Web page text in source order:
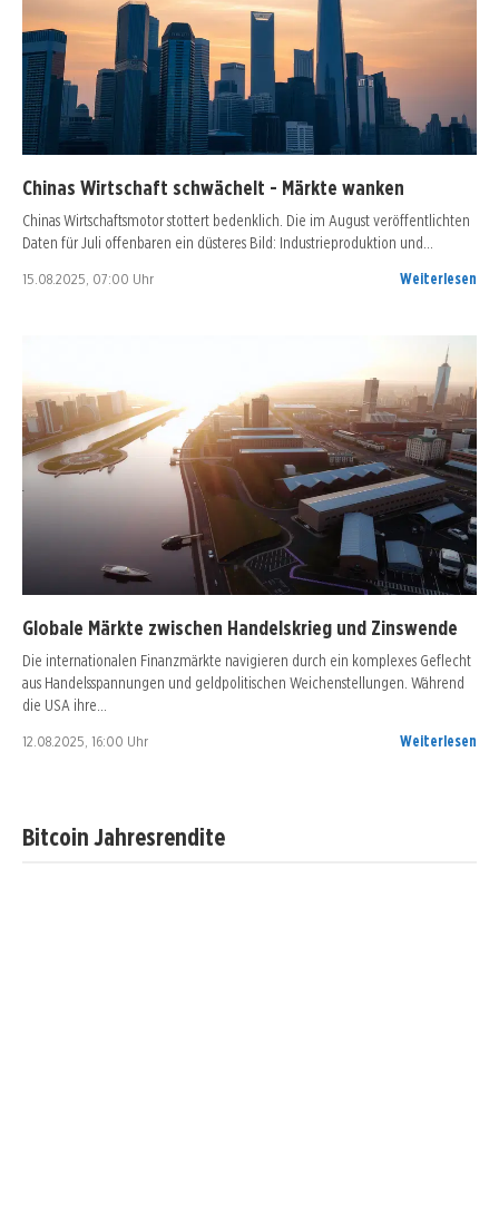
Chinas Wirtschaft schwächelt - Märkte wanken
Chinas Wirtschaftsmotor stottert bedenklich. Die im August veröffentlichten
Daten für Juli offenbaren ein düsteres Bild: Industrieproduktion und…
15.08.2025, 07:00 Uhr Weiterlesen
Globale Märkte zwischen Handelskrieg und Zinswende
Die internationalen Finanzmärkte navigieren durch ein komplexes Geflecht
aus Handelsspannungen und geldpolitischen Weichenstellungen. Während
die USA ihre…
12.08.2025, 16:00 Uhr Weiterlesen
Bitcoin Jahresrendite